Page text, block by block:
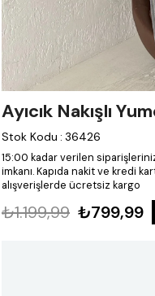
Ayıcık Nakışlı
Stok Kodu : 36426
15:00 kadar verilen
imkanı.Kapıda nakit ve kredi
alışverişlerde ücretsiz kargo
₺1.199,99 ₺799,99